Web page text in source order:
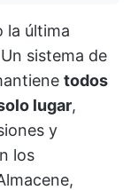
la última
sistema de
todos
lugar,
y
los